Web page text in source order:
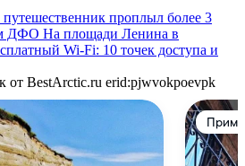
проплыл более 3
ДФО На площади Ленина в
Wi‑Fi: 10 точек доступа и
от BestArctic.ru erid:pjwvokpoevpk